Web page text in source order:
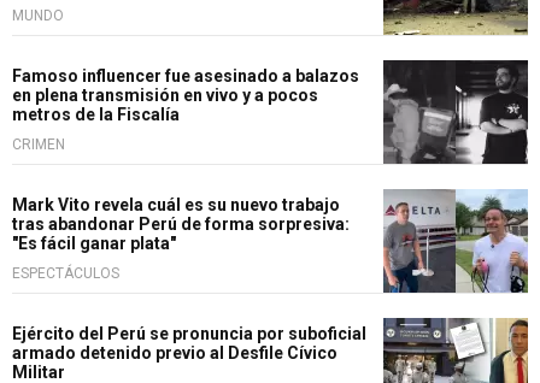
MUNDO
Famoso influencer fue asesinado a balazos
en plena transmisión en vivo y a pocos
metros de la Fiscalía
CRIMEN
Mark Vito revela cuál es su nuevo trabajo
tras abandonar Perú de forma sorpresiva:
"Es fácil ganar plata"
ESPECTÁCULOS
Ejército del Perú se pronuncia por suboficial
armado detenido previo al Desfile Cívico
Militar